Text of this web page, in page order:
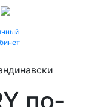
по-